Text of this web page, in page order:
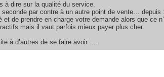
à dire sur la qualité du service.
par contre à un autre point de vente… depuis
de prendre en charge votre demande alors que ce
mais il vaut parfois mieux payer plus cher.
à d’autres de se faire avoir. …